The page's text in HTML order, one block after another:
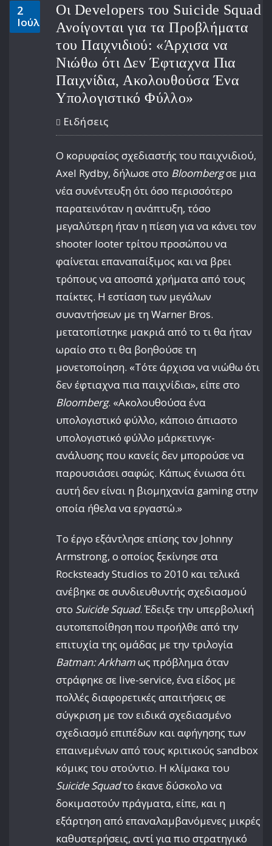
2
Ιούλ
Οι Developers του Suicide Squad
Ανοίγονται για τα Προβλήματα
του Παιχνιδιού: «Άρχισα να
Νιώθω ότι Δεν Έφτιαχνα Πια
Παιχνίδια, Ακολουθούσα Ένα
Υπολογιστικό Φύλλο»
Ειδήσεις
Ο κορυφαίος σχεδιαστής του παιχνιδιού,
Axel Rydby, δήλωσε στο Bloombergσε μια
νέα συνέντευξη ότι όσο περισσότερο
παρατεινόταν η ανάπτυξη, τόσο
μεγαλύτερη ήταν η πίεση για να κάνει τον
shooter looter τρίτου προσώπου να
φαίνεται επαναπαίξιμος και να βρει
τρόπους να αποσπά χρήματα από τους
παίκτες. Η εστίαση των μεγάλων
συναντήσεων με τη Warner Bros.
μετατοπίστηκε μακριά από το τι θα ήταν
ωραίο στο τι θα βοηθούσε τη
μονετοποίηση. «Τότε άρχισα να νιώθω ότι
δεν έφτιαχνα πια παιχνίδια», είπε στο
Bloomberg. «Ακολουθούσα ένα
υπολογιστικό φύλλο, κάποιο άπιαστο
υπολογιστικό φύλλο μάρκετινγκ-
ανάλυσης που κανείς δεν μπορούσε να
παρουσιάσει σαφώς. Κάπως ένιωσα ότι
αυτή δεν είναι η βιομηχανία gaming στην
οποία ήθελα να εργαστώ.»
Το έργο εξάντλησε επίσης τον Johnny
Armstrong, ο οποίος ξεκίνησε στα
Rocksteady Studios το 2010 και τελικά
ανέβηκε σε συνδιευθυντής σχεδιασμού
στο Suicide Squad. Έδειξε την υπερβολική
αυτοπεποίθηση που προήλθε από την
επιτυχία της ομάδας με την τριλογία
Batman: Arkhamως πρόβλημα όταν
στράφηκε σε live-service, ένα είδος με
πολλές διαφορετικές απαιτήσεις σε
σύγκριση με τον ειδικά σχεδιασμένο
σχεδιασμό επιπέδων και αφήγησης των
επαινεμένων από τους κριτικούς sandbox
κόμικς του στούντιο. Η κλίμακα του
Suicide Squadτο έκανε δύσκολο να
δοκιμαστούν πράγματα, είπε, και η
εξάρτηση από επαναλαμβανόμενες μικρές
καθυστερήσεις, αντί για πιο στρατηγικό